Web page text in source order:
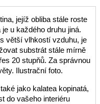
jejíž obliba stále roste
u každého druhu jiná.
větší vlhkostí vzduhu, je
substrát stále mírně
20 stupňů. Za správnou
Ilustrační foto.
jako kalatea kopinatá,
do vašeho interiéru